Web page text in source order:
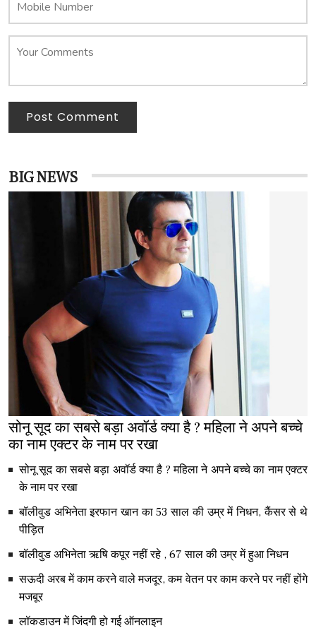
Post Comment
BIG NEWS
सोनू सूद का सबसे बड़ा अवॉर्ड क्या है ? महिला ने अपने बच्चे
का नाम एक्टर के नाम पर रखा
सोनू सूद का सबसे बड़ा अवॉर्ड क्या है ? महिला ने अपने बच्चे का नाम एक्टर
के नाम पर रखा
बॉलीवुड अभिनेता इरफान खान का 53 साल की उम्र में निधन, कैंसर से थे
पीड़ित
बॉलीवुड अभिनेता ऋषि कपूर नहीं रहे , 67 साल की उम्र में हुआ निधन
सऊदी अरब में काम करने वाले मजदूर, कम वेतन पर काम करने पर नहीं होंगे
मजबूर
लॉकडाउन में जिंदगी हो गई ऑनलाइन